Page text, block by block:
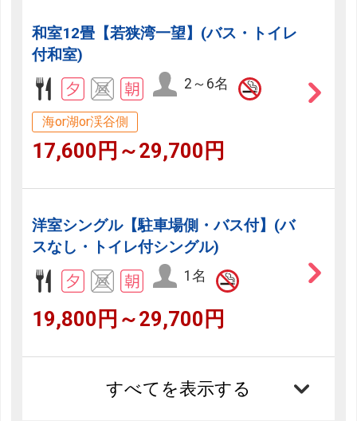
和室12畳【若狭湾一望】(バス・トイレ
付和室)
2～6名
海or湖or渓谷側
17,600円～29,700円
洋室シングル【駐車場側・バス付】(バ
スなし・トイレ付シングル)
1名
19,800円～29,700円
すべてを表示する